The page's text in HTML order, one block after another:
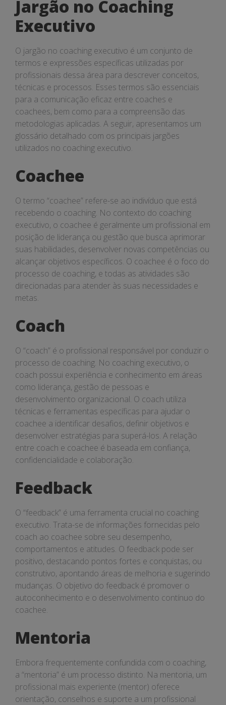
Jargão no Coaching
Executivo
O jargão no coaching executivo é um conjunto de
termos e expressões específicas utilizadas por
profissionais dessa área para descrever conceitos,
técnicas e processos. Esses termos são essenciais
para a comunicação eficaz entre coaches e
coachees, bem como para a compreensão das
metodologias aplicadas. A seguir, apresentamos um
glossário detalhado com os principais jargões
utilizados no coaching executivo.
Coachee
O termo “coachee” refere-se ao indivíduo que está
recebendo o coaching. No contexto do coaching
executivo, o coachee é geralmente um profissional em
posição de liderança ou gestão que busca aprimorar
suas habilidades, desenvolver novas competências ou
alcançar objetivos específicos. O coachee é o foco do
processo de coaching, e todas as atividades são
direcionadas para atender às suas necessidades e
metas.
Coach
O “coach” é o profissional responsável por conduzir o
processo de coaching. No coaching executivo, o
coach possui experiência e conhecimento em áreas
como liderança, gestão de pessoas e
desenvolvimento organizacional. O coach utiliza
técnicas e ferramentas específicas para ajudar o
coachee a identificar desafios, definir objetivos e
desenvolver estratégias para superá-los. A relação
entre coach e coachee é baseada em confiança,
confidencialidade e colaboração.
Feedback
O “feedback” é uma ferramenta crucial no coaching
executivo. Trata-se de informações fornecidas pelo
coach ao coachee sobre seu desempenho,
comportamentos e atitudes. O feedback pode ser
positivo, destacando pontos fortes e conquistas, ou
construtivo, apontando áreas de melhoria e sugerindo
mudanças. O objetivo do feedback é promover o
autoconhecimento e o desenvolvimento contínuo do
coachee.
Mentoria
Embora frequentemente confundida com o coaching,
a “mentoria” é um processo distinto. Na mentoria, um
profissional mais experiente (mentor) oferece
orientação, conselhos e suporte a um profissional